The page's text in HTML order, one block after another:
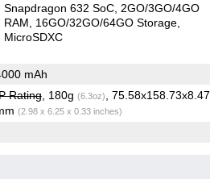
Snapdragon 632 SoC 2GO/3GO/4GO
RAM
16GO/32GO/64GO Storage
MicroSDXC
mAh
Rating, 180g (6.3oz)
, 75.58x158.73x8.47
(2.98 x 6.25 x 0.33 inches)